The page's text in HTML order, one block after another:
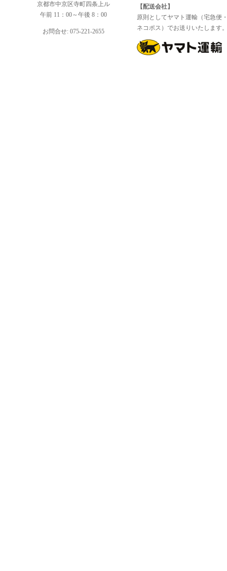
京都市中京区寺町四条上ル
午前 11：00～午後 8：00
お問合せ: 075-221-2655
【配送会社】
原則としてヤマト運輸（宅急便
ネコポス）でお送りいたします